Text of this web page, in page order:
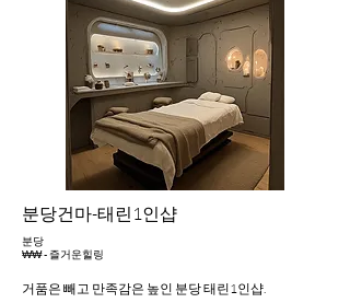
분당건마-태린1인샵
분당
₩₩ - 즐거운힐링
거품은 빼고 만족감은 높인 분당 태린1인샵.